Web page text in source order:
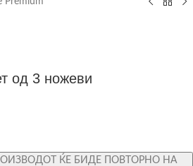
од 3 ножеви
ЌЕ БИДЕ ПОВТОРНО НА